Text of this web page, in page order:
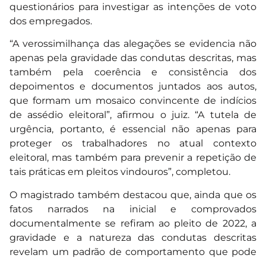
questionários para investigar as intenções de voto
dos empregados.
“A verossimilhança das alegações se evidencia não
apenas pela gravidade das condutas descritas, mas
também pela coerência e consistência dos
depoimentos e documentos juntados aos autos,
que formam um mosaico convincente de indícios
de assédio eleitoral”, afirmou o juiz. “A tutela de
urgência, portanto, é essencial não apenas para
proteger os trabalhadores no atual contexto
eleitoral, mas também para prevenir a repetição de
tais práticas em pleitos vindouros”, completou.
O magistrado também destacou que, ainda que os
fatos narrados na inicial e comprovados
documentalmente se refiram ao pleito de 2022, a
gravidade e a natureza das condutas descritas
revelam um padrão de comportamento que pode